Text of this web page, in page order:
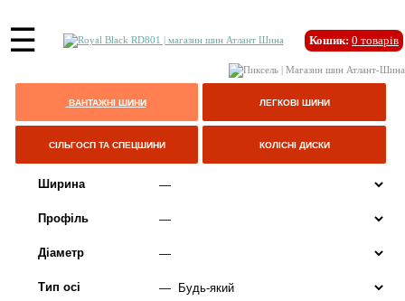
☰ Кошик: 0 товарів
ВАНТАЖНІ ШИНИ ЛЕГКОВІ ШИНИ
СІЛЬГОСП ТА СПЕЦШИНИ КОЛІСНІ ДИСКИ
Ширина
Профіль
Діаметр
Тип осі